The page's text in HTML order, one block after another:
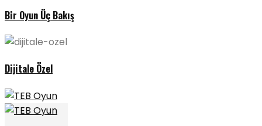
Bir Oyun Üç Bakış
Dijitale Özel